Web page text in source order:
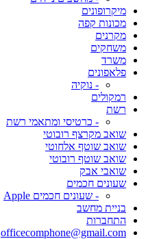
מיקרופונים
מכונות קפה
מקרנים
משחקים
משרד
פלאפונים
- נוקיה
רמקולים
רשת
- כרטיסי ומתאמי רשת
שואב מקרצף רובוטי
שואב שוטף אלחוטי
שואב שוטף רובוטי
שואבי אבק
שעונים חכמים
- שעונים חכמים Apple
בניית מחשב
התחברות
officecomphone@gmail.com